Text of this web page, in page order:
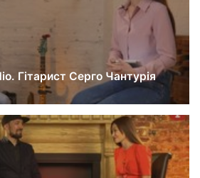
Гітарист Серго Чантурія